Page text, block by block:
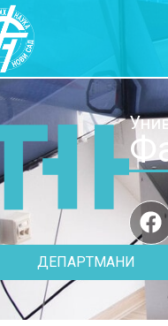
ДЕПАРТМАНИ